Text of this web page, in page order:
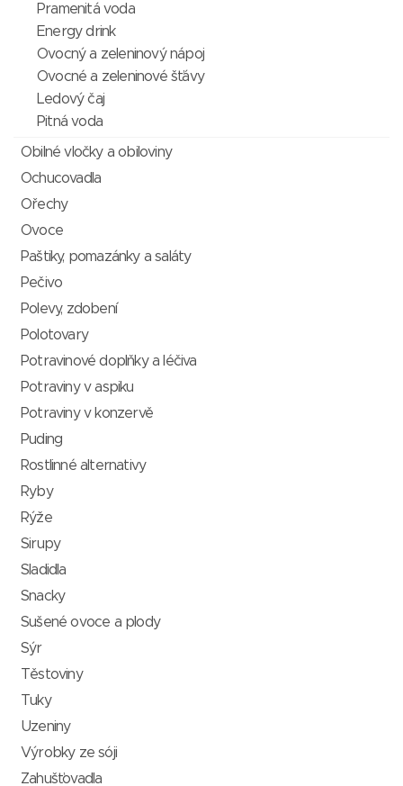
Pramenitá voda
Energy drink
Ovocný a zeleninový nápoj
Ovocné a zeleninové šťávy
Ledový čaj
Pitná voda
Obilné vločky a obiloviny
Ochucovadla
Ořechy
Ovoce
Paštiky, pomazánky a saláty
Pečivo
Polevy, zdobení
Polotovary
Potravinové doplňky a léčiva
Potraviny v aspiku
Potraviny v konzervě
Puding
Rostlinné alternativy
Ryby
Rýže
Sirupy
Sladidla
Snacky
Sušené ovoce a plody
Sýr
Těstoviny
Tuky
Uzeniny
Výrobky ze sóji
Zahušťovadla